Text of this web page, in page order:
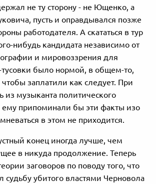
не ту сторону - не Ющенко, а
пусть и оправдывался позже
работодателя. А скататься в тур
нибудь кандидата независимо от
и мировоззрения для
тусовки было нормой, в общем-то,
чтобы заплатили как следует. При
из музыканта политического
ему припоминали бы эти факты изо
в этом не приходится.
конец иногда лучше, чем
в никуда продолжение. Теперь
заговоров по поводу того, что
судьбу убитого властями Черновола